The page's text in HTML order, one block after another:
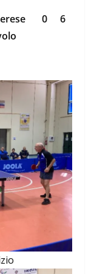
0 6